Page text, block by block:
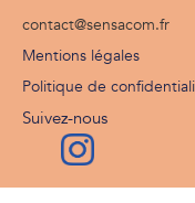
contact@sensacom.fr
Mentions légales
Politique de
Suivez-nous